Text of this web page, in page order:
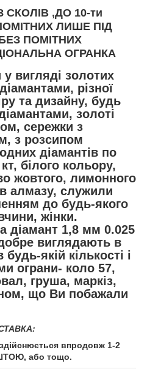
,ДО 10-ти
ЛИШЕ ПІД
ПОМІТНИХ
ОГРАНКА
вигляді золотих
різної
та дизайну, будь
золоті
сережки з
з розсипом
діамантів по
білого кольору,
жовтого, лимонного
алмазу, служили
до будь-якого
жінки.
діамант 1,8 мм 0.025
виглядають в
якій кількості і
ограни- коло 57,
груша, маркіз,
що Ви побажали
впродовж 1-2
або тощо.